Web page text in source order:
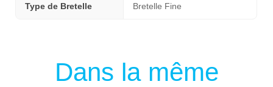
Type de Bretelle Bretelle Fine
Dans la même